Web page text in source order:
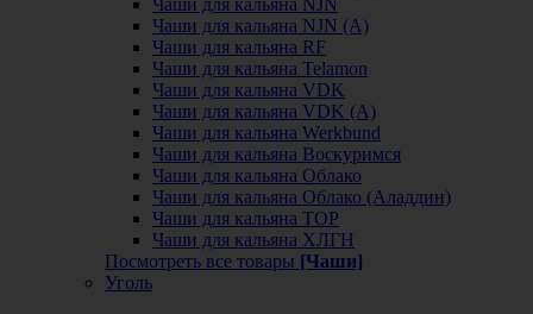
Чаши для кальяна NJN
Чаши для кальяна NJN (А)
Чаши для кальяна RF
Чаши для кальяна Telamon
Чаши для кальяна VDK
Чаши для кальяна VDK (А)
Чаши для кальяна Werkbund
Чаши для кальяна Воскуримся
Чаши для кальяна Облако
Чаши для кальяна Облако (Аладдин)
Чаши для кальяна ТОР
Чаши для кальяна ХЛГН
Посмотреть все товары [Чаши]
Уголь